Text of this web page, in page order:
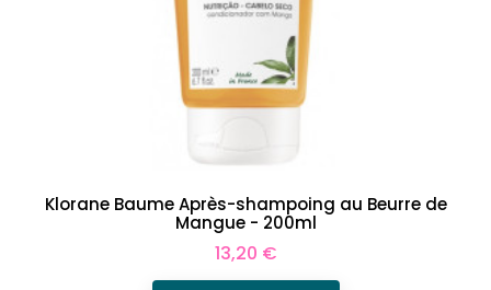
Klorane Baume Après-shampoing au Beurre de
Mangue - 200ml
Prix
13,20 €